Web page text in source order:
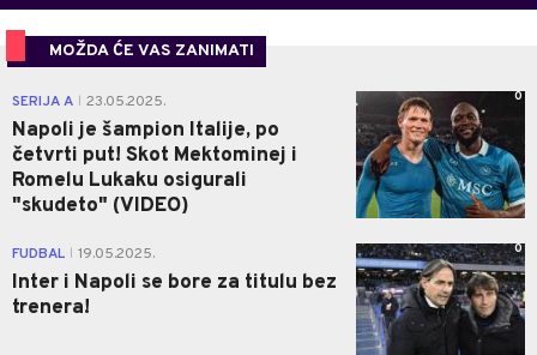
MOŽDA ĆE VAS ZANIMATI
SERIJA A 23.05.2025.
Napoli je šampion Italije, po
četvrti put! Skot Mektominej i
Romelu Lukaku osigurali
"skudeto" (VIDEO)
0
FUDBAL 19.05.2025.
Inter i Napoli se bore za titulu bez
trenera!
0